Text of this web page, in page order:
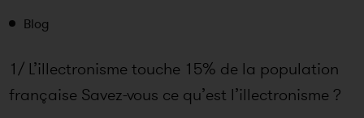
Blog
1/ L’illectronisme touche 15% de la population
française Savez-vous ce qu’est l’illectronisme ?